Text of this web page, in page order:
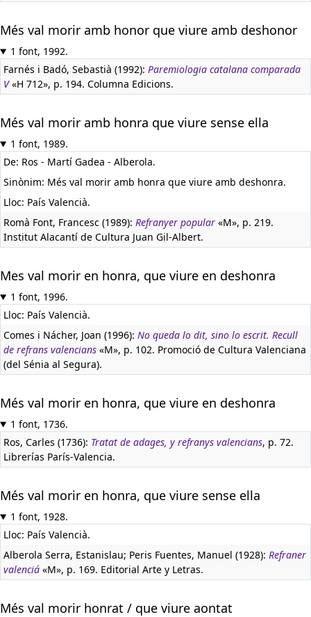
Més val morir amb honor que viure amb deshonor
1 font, 1992.
Farnés i Badó, Sebastià (1992): Paremiologia catalana comparada
V«H 712», p. 194. Columna Edicions.
Més val morir amb honra que viure sense ella
1 font, 1989.
De: Ros - Martí Gadea - Alberola.
Sinònim: Més val morir amb honra que viure amb deshonra.
Lloc: País Valencià.
Romà Font, Francesc (1989): Refranyer popular «M», p. 219.
Institut Alacantí de Cultura Juan Gil-Albert.
Mes val morir en honra, que viure en deshonra
1 font, 1996.
Lloc: País Valencià.
Comes i Nácher, Joan (1996): No queda lo dit, sino lo escrit. Recull
de refrans valencians «M», p. 102. Promoció de Cultura Valenciana
(del Sénia al Segura).
Més val morir en honra, que viure en deshonra
1 font, 1736.
Ros, Carles (1736): Tratat de adages, y refranys valencians, p. 72.
Librerías París-Valencia.
Més val morir en honra, que viure sense ella
1 font, 1928.
Lloc: País Valencià.
Alberola Serra, Estanislau; Peris Fuentes, Manuel (1928): Refraner
valenciá «M», p. 169. Editorial Arte y Letras.
Més val morir honrat / que viure aontat